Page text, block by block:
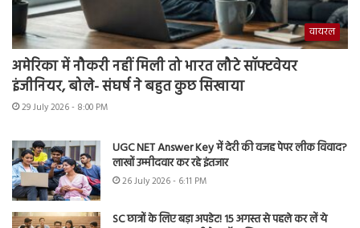
वायरल
अमेरिका में नौकरी नहीं मिली तो भारत लौटे सॉफ्टवेयर
इंजीनियर, बोले- संघर्ष ने बहुत कुछ सिखाया
29 July 2026 - 8:00 PM
UGC NET Answer Key में देरी की वजह पेपर लीक विवाद?
लाखों उम्मीदवार कर रहे इंतजार
26 July 2026 - 6:11 PM
SC छात्रों के लिए बड़ा अपडेट! 15 अगस्त से पहले कर लें ये